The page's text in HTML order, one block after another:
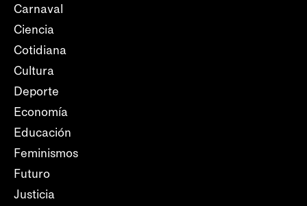
Carnaval
Ciencia
Cotidiana
Cultura
Deporte
Economía
Educación
Feminismos
Futuro
Justicia